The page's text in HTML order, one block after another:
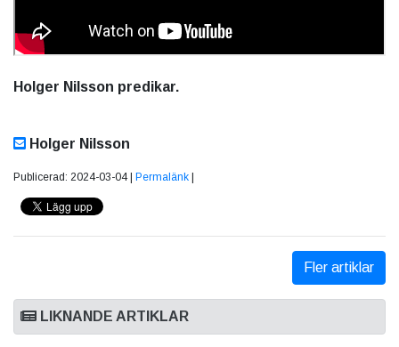
Holger Nilsson predikar.
Holger Nilsson
Publicerad: 2024-03-04 | Permalänk
Fler artiklar
LIKNANDE ARTIKLAR